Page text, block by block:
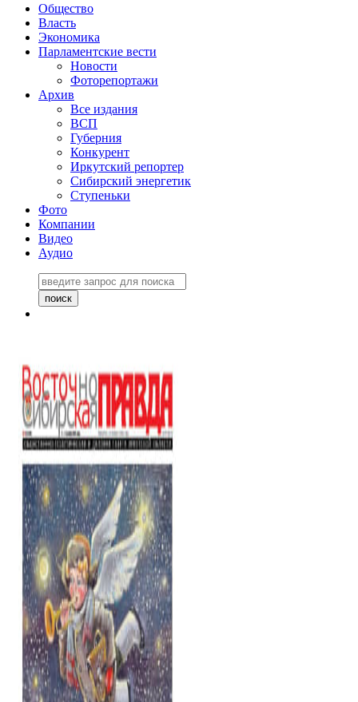
Общество
Власть
Экономика
Парламентские вести
Новости
Фоторепортажи
Архив
Все издания
ВСП
Губерния
Конкурент
Иркутский репортер
Сибирский энергетик
Ступеньки
Фото
Компании
Видео
Аудио